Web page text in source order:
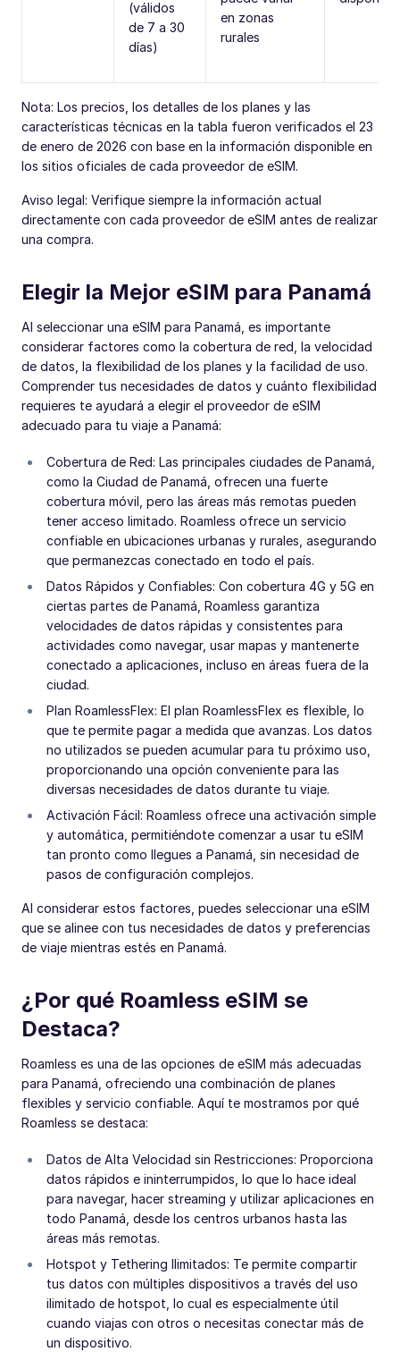
(válidos
de 7 a 30
días)
en zonas
rurales
Nota: Los precios, los detalles de los planes y las
características técnicas en la tabla fueron verificados el 23
de enero de 2026 con base en la información disponible en
los sitios oficiales de cada proveedor de eSIM.
Aviso legal: Verifique siempre la información actual
directamente con cada proveedor de eSIM antes de realizar
una compra.
Elegir la Mejor eSIM para Panamá
Al seleccionar una eSIM para Panamá, es importante
considerar factores como la cobertura de red, la velocidad
de datos, la flexibilidad de los planes y la facilidad de uso.
Comprender tus necesidades de datos y cuánto flexibilidad
requieres te ayudará a elegir el proveedor de eSIM
adecuado para tu viaje a Panamá:
Cobertura de Red: Las principales ciudades de Panamá,
como la Ciudad de Panamá, ofrecen una fuerte
cobertura móvil, pero las áreas más remotas pueden
tener acceso limitado. Roamless ofrece un servicio
confiable en ubicaciones urbanas y rurales, asegurando
que permanezcas conectado en todo el país.
Datos Rápidos y Confiables: Con cobertura 4G y 5G en
ciertas partes de Panamá, Roamless garantiza
velocidades de datos rápidas y consistentes para
actividades como navegar, usar mapas y mantenerte
conectado a aplicaciones, incluso en áreas fuera de la
ciudad.
Plan RoamlessFlex: El plan RoamlessFlex es flexible, lo
que te permite pagar a medida que avanzas. Los datos
no utilizados se pueden acumular para tu próximo uso,
proporcionando una opción conveniente para las
diversas necesidades de datos durante tu viaje.
Activación Fácil: Roamless ofrece una activación simple
y automática, permitiéndote comenzar a usar tu eSIM
tan pronto como llegues a Panamá, sin necesidad de
pasos de configuración complejos.
Al considerar estos factores, puedes seleccionar una eSIM
que se alinee con tus necesidades de datos y preferencias
de viaje mientras estés en Panamá.
¿Por qué Roamless eSIM se
Destaca?
Roamless es una de las opciones de eSIM más adecuadas
para Panamá, ofreciendo una combinación de planes
flexibles y servicio confiable. Aquí te mostramos por qué
Roamless se destaca:
Datos de Alta Velocidad sin Restricciones: Proporciona
datos rápidos e ininterrumpidos, lo que lo hace ideal
para navegar, hacer streaming y utilizar aplicaciones en
todo Panamá, desde los centros urbanos hasta las
áreas más remotas.
Hotspot y Tethering Ilimitados: Te permite compartir
tus datos con múltiples dispositivos a través del uso
ilimitado de hotspot, lo cual es especialmente útil
cuando viajas con otros o necesitas conectar más de
un dispositivo.